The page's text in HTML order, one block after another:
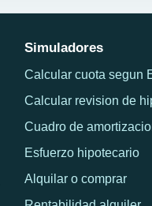
Simuladores
Calcular cuota segun
Calcular revision de
Cuadro de
Esfuerzo hipotecario
Alquilar o comprar